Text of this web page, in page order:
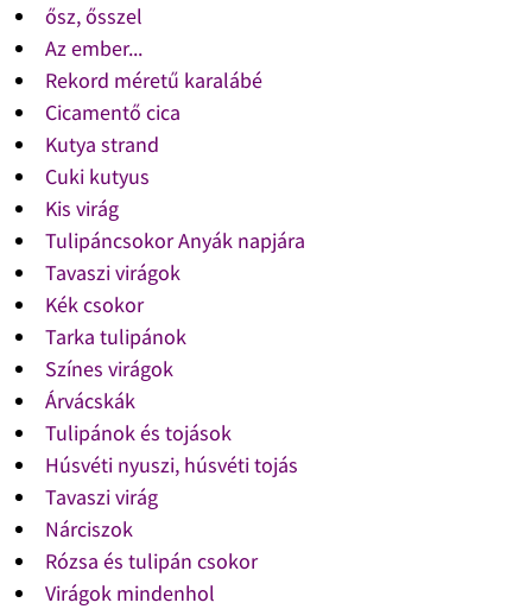
ősz, ősszel
Az ember...
Rekord méretű karalábé
Cicamentő cica
Kutya strand
Cuki kutyus
Kis virág
Tulipáncsokor Anyák napjára
Tavaszi virágok
Kék csokor
Tarka tulipánok
Színes virágok
Árvácskák
Tulipánok és tojások
Húsvéti nyuszi, húsvéti tojás
Tavaszi virág
Nárciszok
Rózsa és tulipán csokor
Virágok mindenhol